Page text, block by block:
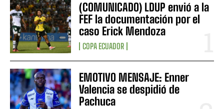
(COMUNICADO) LDUP envió a la
FEF la documentación por el
caso Erick Mendoza
COPA ECUADOR
EMOTIVO MENSAJE: Enner
Valencia se despidió de
Pachuca